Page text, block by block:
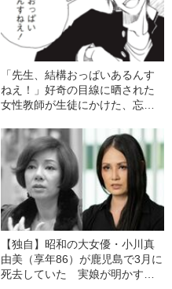
「先生、結構おっぱいあるんす
ねえ！」好奇の目線に晒された
女性教師が生徒にかけた、忘れ
【独自】昭和の大女優・小川真
由美（享年86）が鹿児島で3月に
死去していた 実娘が明かす